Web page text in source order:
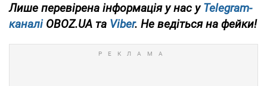
Лише перевірена інформація у нас уTelegram-
каналіOBOZ.UA та Viber. Не ведіться на фейки!